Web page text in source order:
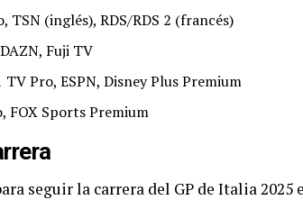
TSN (inglés), RDS/RDS 2 (francés)
Fuji TV
TV Pro, ESPN, Disney Plus Premium
FOX Sports Premium
seguir la carrera del GP de Italia 2025